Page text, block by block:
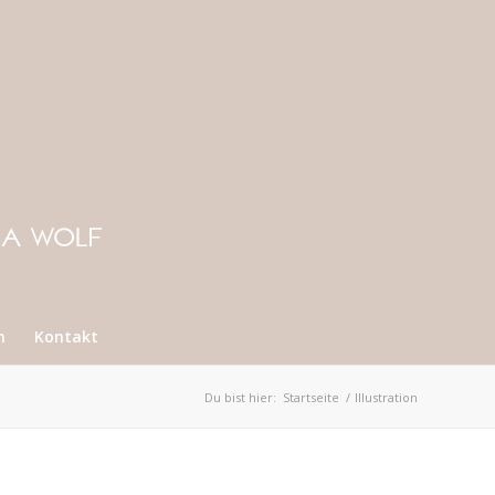
Kontakt
Du bist hier: Startseite / Illustration